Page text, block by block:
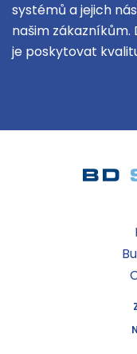
systémů a jejich
našim
je poskytovat